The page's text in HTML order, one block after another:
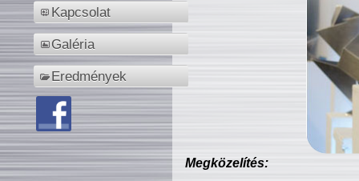
Kapcsolat
Galéria
Eredmények
Megközelítés: